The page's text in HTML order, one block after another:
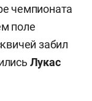
чемпионата
поле
забил
Лукас